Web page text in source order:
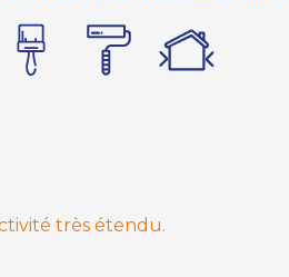
très étendu.